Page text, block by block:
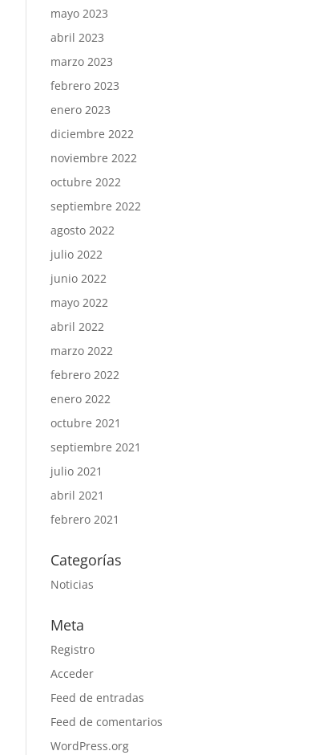
mayo 2023
abril 2023
marzo 2023
febrero 2023
enero 2023
diciembre 2022
noviembre 2022
octubre 2022
septiembre 2022
agosto 2022
julio 2022
junio 2022
mayo 2022
abril 2022
marzo 2022
febrero 2022
enero 2022
octubre 2021
septiembre 2021
julio 2021
abril 2021
febrero 2021
Categorías
Noticias
Meta
Registro
Acceder
Feed de entradas
Feed de comentarios
WordPress.org